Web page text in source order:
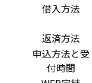
借入方法
返済方法
申込方法と受
付時間